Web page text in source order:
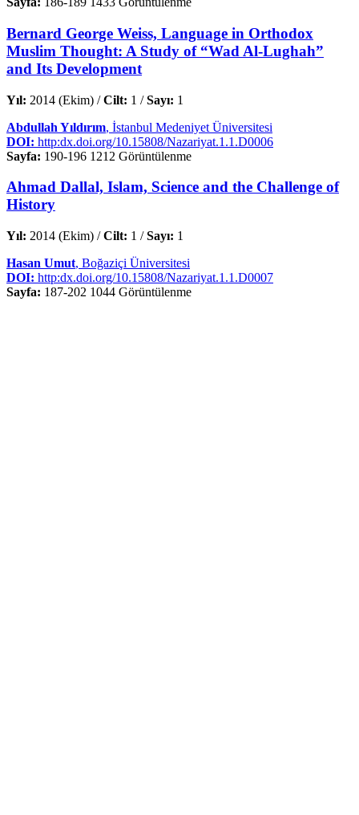
Bernard George Weiss, Language in Orthodox
Muslim Thought: A Study of “Wad Al-Lughah”
and Its Development
Yıl: 2014 (Ekim) /Cilt: 1 /Sayı: 1
Abdullah Yıldırım, İstanbul Medeniyet Üniversitesi
DOI: http:dx.doi.org/10.15808/Nazariyat.1.1.D0006
Sayfa: 190-196 1212 Görüntülenme
Ahmad Dallal, Islam, Science and the Challenge of
History
Yıl: 2014 (Ekim) /Cilt: 1 /Sayı: 1
Hasan Umut, Boğaziçi Üniversitesi
DOI: http:dx.doi.org/10.15808/Nazariyat.1.1.D0007
Sayfa: 187-202 1044 Görüntülenme